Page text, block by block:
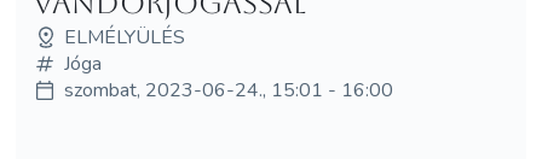
ELMÉLYÜLÉS
Jóga
szombat, 2023-06-24., 15:01 - 16:00